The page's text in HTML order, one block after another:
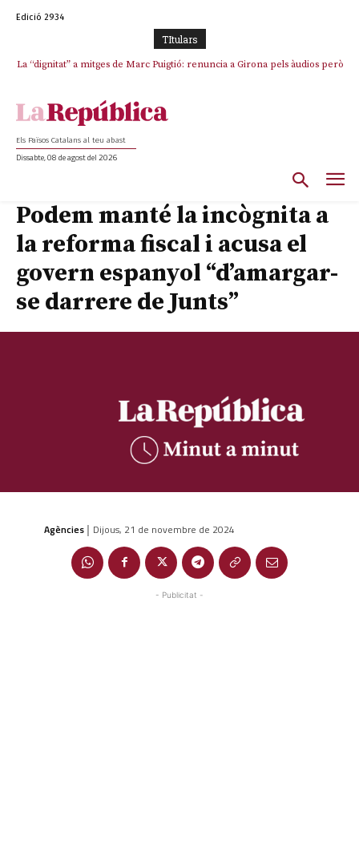
Edició 2934
TItulars
La “dignitat” a mitges de Marc Puigtió: renuncia a Girona pels àudios però
Els Països Catalans al teu abast
Dissabte, 08 de agost del 2026
Podem manté la incògnita a
la reforma fiscal i acusa el
govern espanyol “d’amargar-
se darrere de Junts”
Agències | Dijous, 21 de novembre de 2024
- Publicitat -